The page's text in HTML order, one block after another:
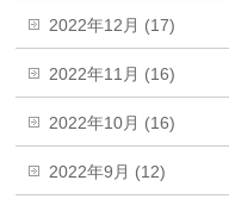
2022年12月 (17)
2022年11月 (16)
2022年10月 (16)
2022年9月 (12)